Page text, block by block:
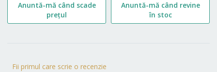
Fii primul care scrie o recenzie
Anuntă-mă când scade
prețul
Anuntă-mă când revine
în stoc